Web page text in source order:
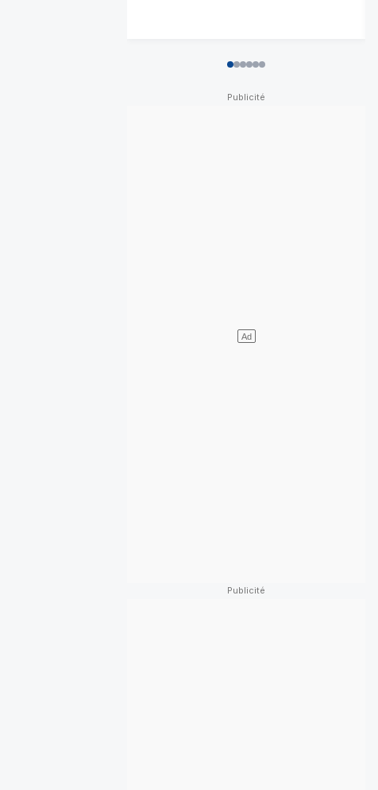
012345